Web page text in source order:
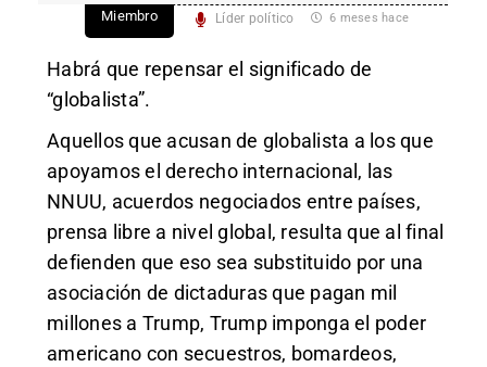
Miembro Líder político 6 meses hace
Habrá que repensar el significado de
“globalista”.
Aquellos que acusan de globalista a los que
apoyamos el derecho internacional, las
NNUU, acuerdos negociados entre países,
prensa libre a nivel global, resulta que al final
defienden que eso sea substituido por una
asociación de dictaduras que pagan mil
millones a Trump, Trump imponga el poder
americano con secuestros, bomardeos,